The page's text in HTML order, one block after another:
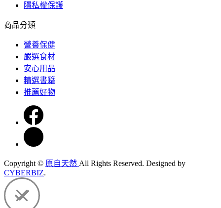
隱私權保護
商品分類
營養保健
嚴選食材
安心用品
精選書籍
推薦好物
Copyright © 原自天然 All Rights Reserved. Designed by
CYBERBIZ.